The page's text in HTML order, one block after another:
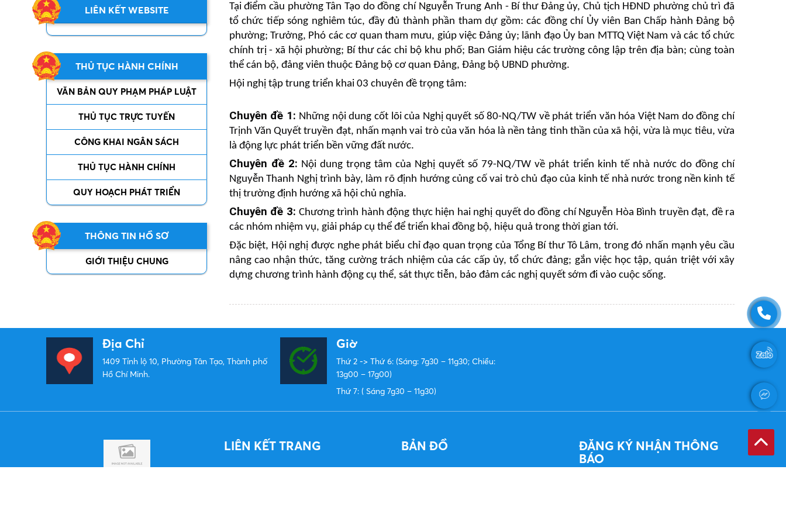
LIÊN KẾT WEBSITE
THỦ TỤC HÀNH CHÍNH
VĂN BẢN QUY PHẠM PHÁP LUẬT
THỦ TỤC TRỰC TUYẾN
CÔNG KHAI NGÂN SÁCH
THỦ TỤC HÀNH CHÍNH
QUY HOẠCH PHÁT TRIỂN
THÔNG TIN HỒ SƠ
GIỚI THIỆU CHUNG
Tại điểm cầu phường Tân Tạo do đồng chí Nguyễn Trung Anh - Bí thư Đảng ủy, Chủ tịch HĐND phường chủ trì đã
tổ chức tiếp sóng nghiêm túc, đầy đủ thành phần tham dự gồm: các đồng chí Ủy viên Ban Chấp hành Đảng bộ
phường; Trưởng, Phó các cơ quan tham mưu, giúp việc Đảng ủy; lãnh đạo Ủy ban MTTQ Việt Nam và các tổ chức
chính trị - xã hội phường; Bí thư các chi bộ khu phố; Ban Giám hiệu các trường công lập trên địa bàn; cùng toàn
thể cán bộ, đảng viên thuộc Đảng bộ cơ quan Đảng, Đảng bộ UBND phường.
Hội nghị tập trung triển khai 03 chuyên đề trọng tâm:
Chuyên đề 1: Những nội dung cốt lõi của Nghị quyết số 80-NQ/TW về phát triển văn hóa Việt Nam do đồng chí
Trịnh Văn Quyết truyền đạt, nhấn mạnh vai trò của văn hóa là nền tảng tinh thần của xã hội, vừa là mục tiêu, vừa
là động lực phát triển bền vững đất nước.
Chuyên đề 2: Nội dung trọng tâm của Nghị quyết số 79-NQ/TW về phát triển kinh tế nhà nước do đồng chí
Nguyễn Thanh Nghị trình bày, làm rõ định hướng củng cố vai trò chủ đạo của kinh tế nhà nước trong nền kinh tế
thị trường định hướng xã hội chủ nghĩa.
Chuyên đề 3: Chương trình hành động thực hiện hai nghị quyết do đồng chí Nguyễn Hòa Bình truyền đạt, đề ra
các nhóm nhiệm vụ, giải pháp cụ thể để triển khai đồng bộ, hiệu quả trong thời gian tới.
Đặc biệt, Hội nghị được nghe phát biểu chỉ đạo quan trọng của Tổng Bí thư Tô Lâm, trong đó nhấn mạnh yêu cầu
nâng cao nhận thức, tăng cường trách nhiệm của các cấp ủy, tổ chức đảng; gắn việc học tập, quán triệt với xây
dựng chương trình hành động cụ thể, sát thực tiễn, bảo đảm các nghị quyết sớm đi vào cuộc sống.
Địa Chỉ
1409 Tỉnh lộ 10, Phường Tân Tạo, Thành phố
Hồ Chí Minh.
Giờ
Thứ 2 -> Thứ 6: (Sáng: 7g30 – 11g30; Chiều:
13g00 – 17g00)
Thứ 7: ( Sáng 7g30 – 11g30)
LIÊN KẾT TRANG BẢN ĐỒ
ĐĂNG KÝ NHẬN THÔNG
BÁO